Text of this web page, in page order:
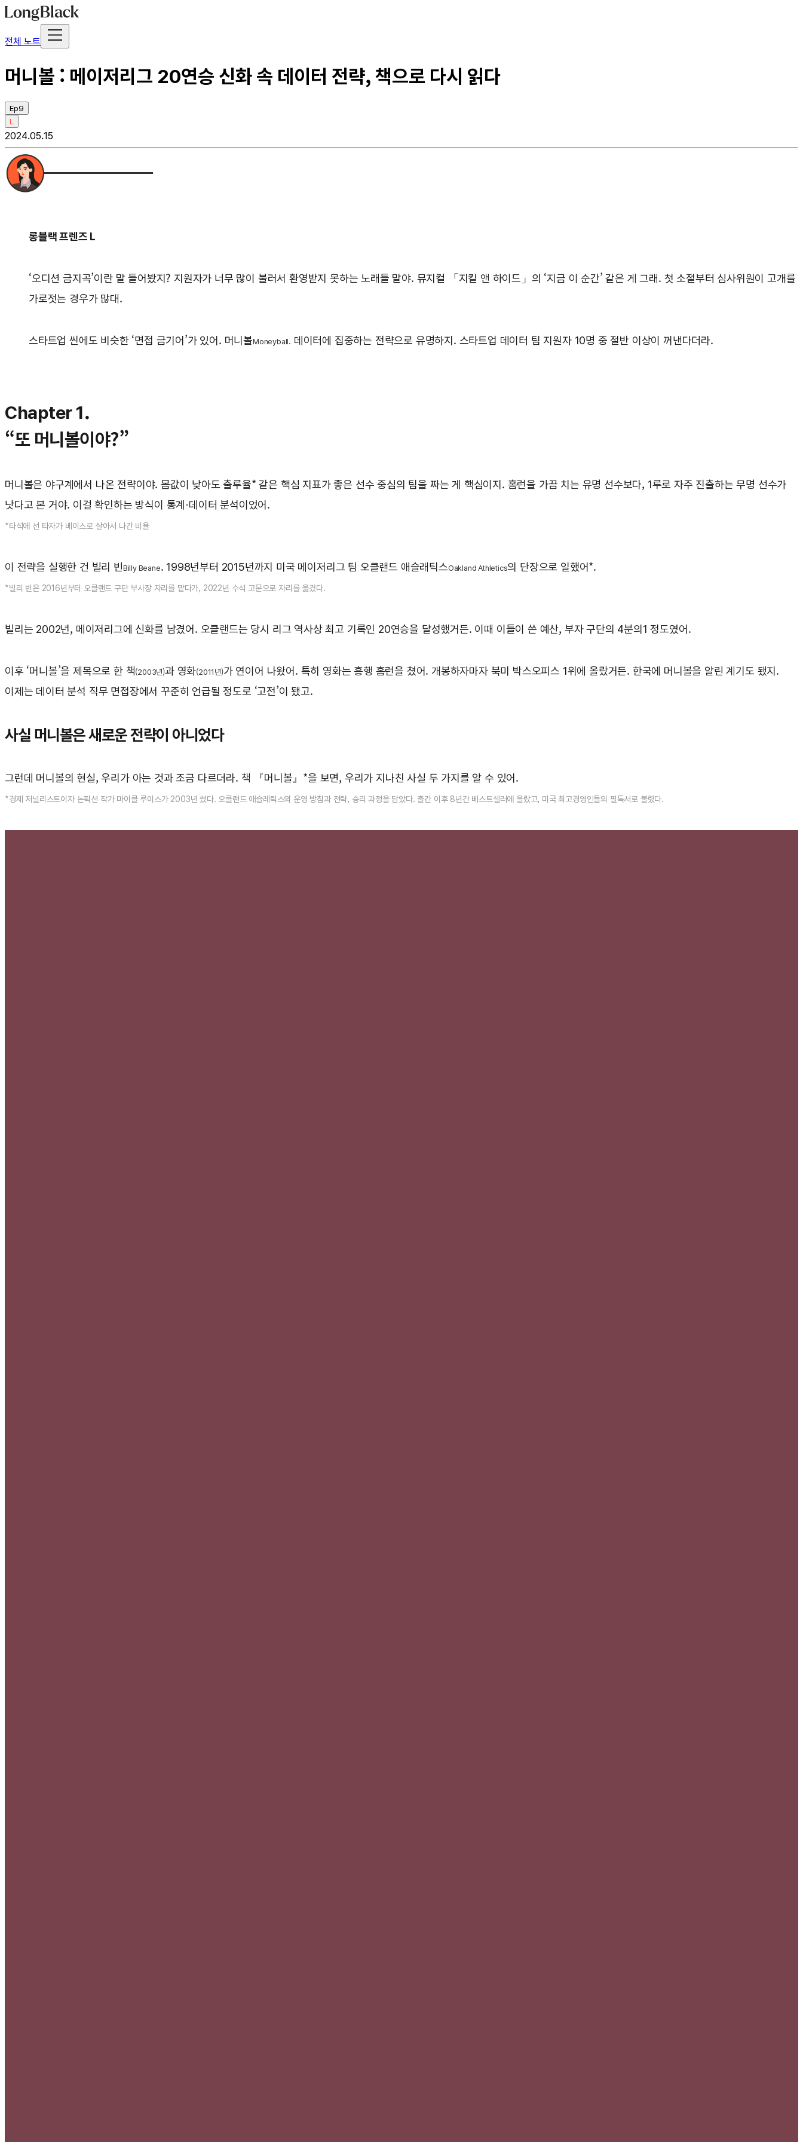
전체 노트
머니볼 : 메이저리그 20연승 신화 속 데이터 전략, 책으로 다시 읽다
Ep9
L
2024.05.15
롱블랙 프렌즈 L
‘오디션 금지곡’이란 말 들어봤지? 지원자가 너무 많이 불러서 환영받지 못하는 노래들 말야. 뮤지컬 「지킬 앤 하이드」의 ‘지금 이 순간’ 같은 게 그래. 첫 소절부터 심사위원이 고개를
가로젓는 경우가 많대.
스타트업 씬에도 비슷한 ‘면접 금기어’가 있어. 머니볼Moneyball. 데이터에 집중하는 전략으로 유명하지. 스타트업 데이터 팀 지원자 10명 중 절반 이상이 꺼낸다더라.
Chapter 1.
“또 머니볼이야?”
머니볼은 야구계에서 나온 전략이야. 몸값이 낮아도 출루율* 같은 핵심 지표가 좋은 선수 중심의 팀을 짜는 게 핵심이지. 홈런을 가끔 치는 유명 선수보다, 1루로 자주 진출하는 무명 선수가
낫다고 본 거야. 이걸 확인하는 방식이 통계·데이터 분석이었어.
*타석에 선 타자가 베이스로 살아서 나간 비율
이 전략을 실행한 건 빌리 빈Billy Beane. 1998년부터 2015년까지 미국 메이저리그 팀 오클랜드 애슬래틱스Oakland Athletics의 단장으로 일했어*.
*빌리 빈은 2016년부터 오클랜드 구단 부사장 자리를 맡다가, 2022년 수석 고문으로 자리를 옮겼다.
빌리는 2002년, 메이저리그에 신화를 남겼어. 오클랜드는 당시 리그 역사상 최고 기록인 20연승을 달성했거든. 이때 이들이 쓴 예산, 부자 구단의 4분의1 정도였어.
이후 ‘머니볼’을 제목으로 한 책(2003년)과 영화(2011년)가 연이어 나왔어. 특히 영화는 흥행 홈런을 쳤어. 개봉하자마자 북미 박스오피스 1위에 올랐거든. 한국에 머니볼을 알린 계기도 됐지.
이제는 데이터 분석 직무 면접장에서 꾸준히 언급될 정도로 ‘고전’이 됐고.
사실 머니볼은 새로운 전략이 아니었다
그런데 머니볼의 현실, 우리가 아는 것과 조금 다르더라. 책 『머니볼』*을 보면, 우리가 지나친 사실 두 가지를 알 수 있어.
*경제 저널리스트이자 논픽션 작가 마이클 루이스가 2003년 썼다. 오클랜드 애슬레틱스의 운영 방침과 전략, 승리 과정을 담았다. 출간 이후 8년간 베스트셀러에 올랐고, 미국 최고경영인들의 필독서로 불렸다.